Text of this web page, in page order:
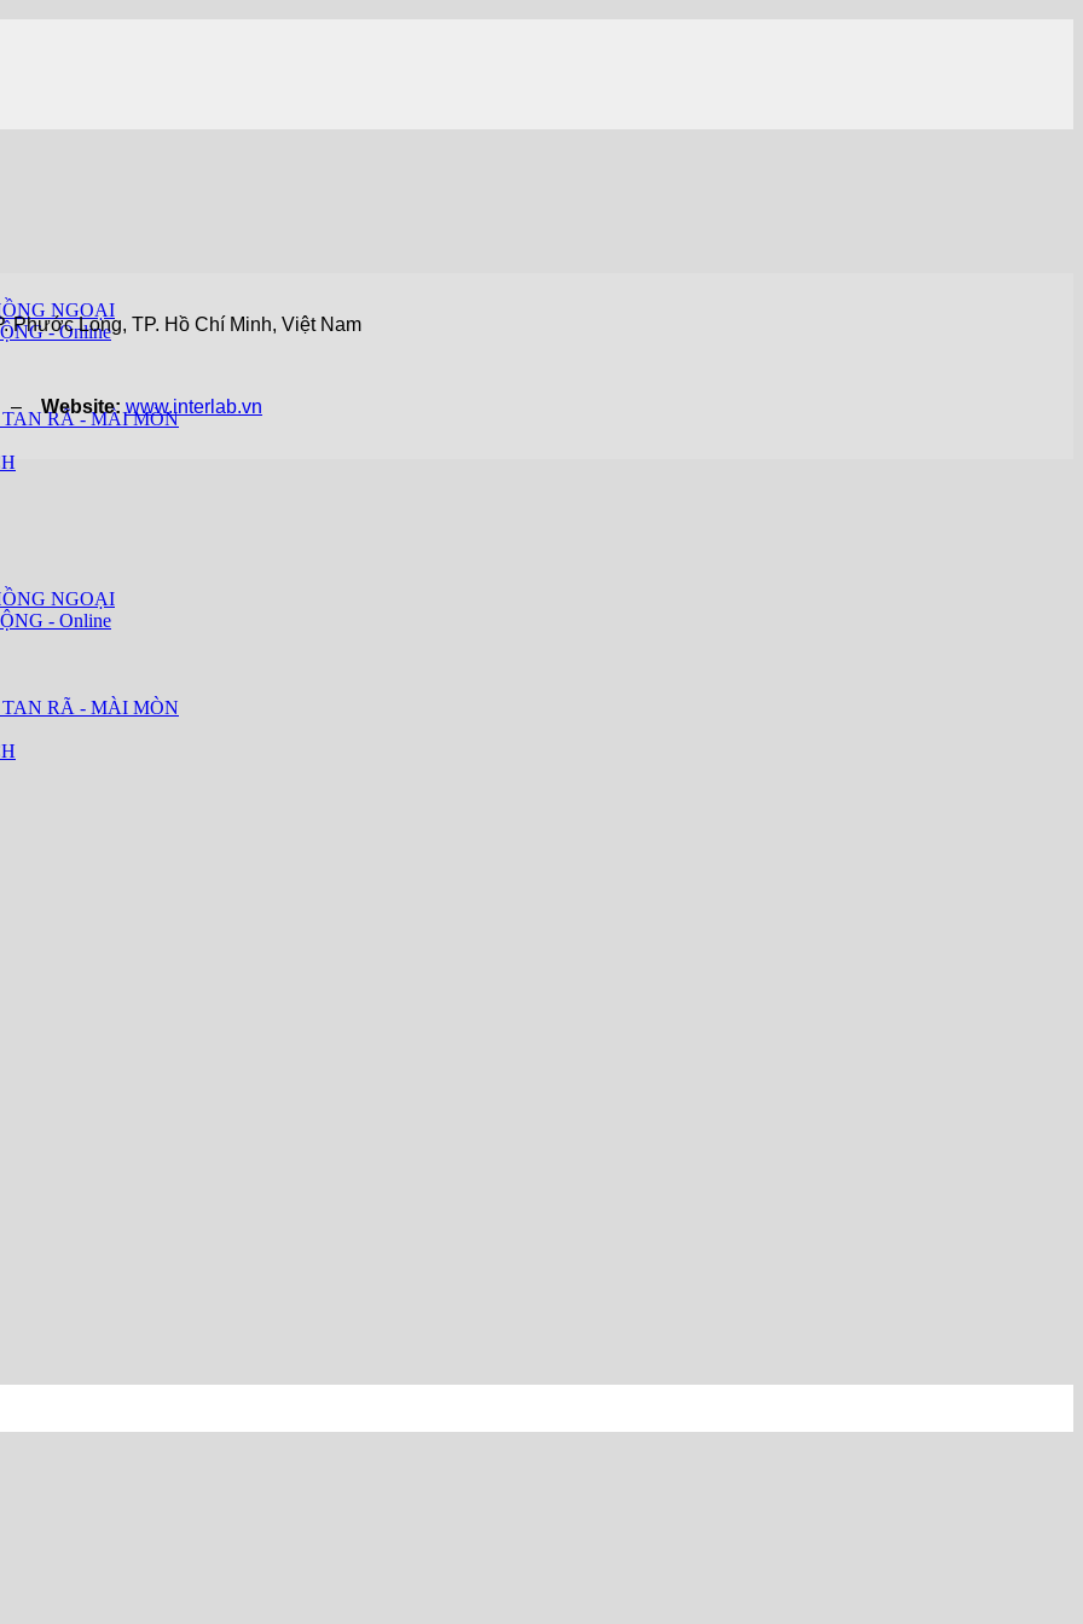
NGOẠI
- Online
RÃ - MÀI MÒN
Phước Long, TP. Hồ Chí Minh, Việt Nam
– Website: www.interlab.vn
NGOẠI
- Online
RÃ - MÀI MÒN